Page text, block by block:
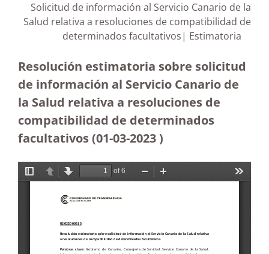
Solicitud de información al Servicio Canario de la
Salud relativa a resoluciones de compatibilidad de
determinados facultativos| Estimatoria
Resolución estimatoria sobre solicitud
de información al Servicio Canario de
la Salud relativa a resoluciones de
compatibilidad de determinados
facultativos (01-03-2023 )